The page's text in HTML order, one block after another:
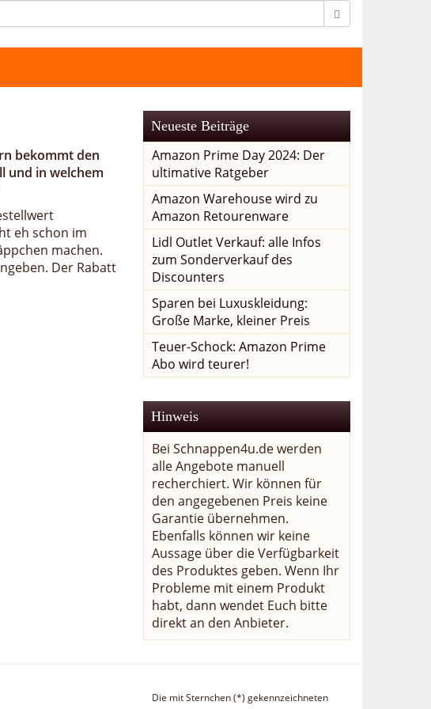
bekommt den
und in welchem
eh schon im
machen.
Der Rabatt
Neueste Beiträge
Amazon Prime Day 2024: Der
ultimative Ratgeber
Amazon Warehouse wird zu
Amazon Retourenware
Lidl Outlet Verkauf: alle Infos
zum Sonderverkauf des
Discounters
Sparen bei Luxuskleidung:
Große Marke, kleiner Preis
Teuer-Schock: Amazon Prime
Abo wird teurer!
Hinweis
Bei Schnappen4u.de werden
alle Angebote manuell
recherchiert. Wir können für
den angegebenen Preis keine
Garantie übernehmen.
Ebenfalls können wir keine
Aussage über die Verfügbarkeit
des Produktes geben. Wenn Ihr
Probleme mit einem Produkt
habt, dann wendet Euch bitte
direkt an den Anbieter.
Die mit Sternchen (*) gekennzeichneten